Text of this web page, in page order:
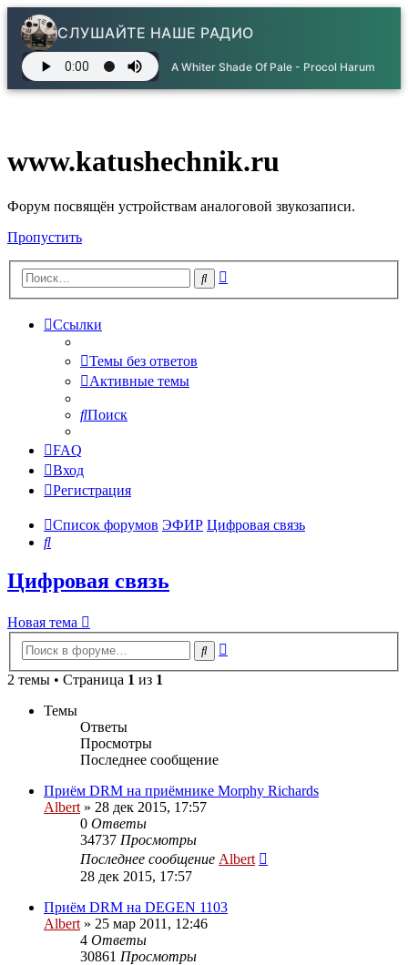
СЛУШАЙТЕ НАШЕ РАДИО
A Whiter Shade Of Pale - Procol Harum
www.katushechnik.ru
Форум посвящён устройствам аналоговой звукозаписи.
Пропустить
Поиск
Ссылки
Темы без ответов
Активные темы
Поиск
FAQ
Вход
Регистрация
Список форумов ЭФИР Цифровая связь
Поиск
Цифровая связь
Новая тема
Поиск
2 темы • Страница 1 из 1
Темы
Ответы
Просмотры
Последнее сообщение
Приём DRM на приёмнике Morphy Richards
Albert » 28 дек 2015, 17:57
0 Ответы
34737 Просмотры
Последнее сообщение Albert
28 дек 2015, 17:57
Приём DRM на DEGEN 1103
Albert » 25 мар 2011, 12:46
4 Ответы
30861 Просмотры